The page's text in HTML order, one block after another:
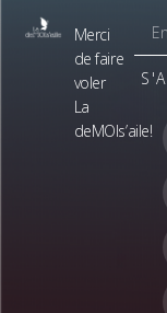
Merci
de faire
voler
La
deMOIs’aile!